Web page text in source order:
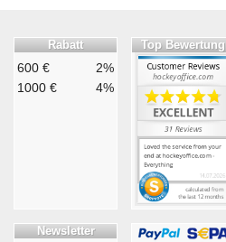
Rabatt
600 €
2%
1000 €
4%
Top Bewertung
Newsletter